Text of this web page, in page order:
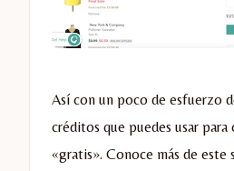
Así con un poco de esfuerzo
créditos que puedes usar para
«gratis». Conoce más de este